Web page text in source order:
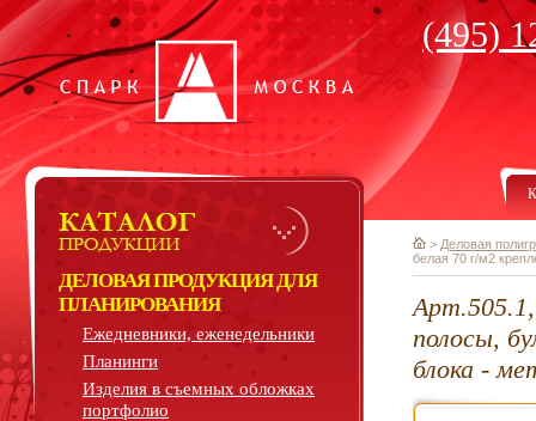
(495)
ДЕЛОВАЯ ПРОДУКЦИЯ ДЛЯ
ПЛАНИРОВАНИЯ
Ежедневники, еженедельники
Планинги
Изделия в съемных обложках
портфолио
> Деловая
белая 70 г/м2
полосы,
блока -